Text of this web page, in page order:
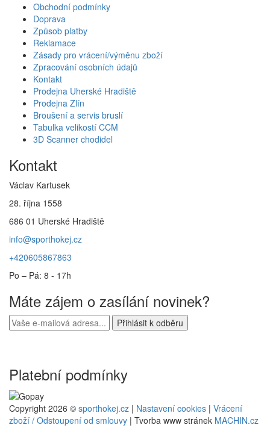
Obchodní podmínky
Doprava
Způsob platby
Reklamace
Zásady pro vrácení/výměnu zboží
Zpracování osobních údajů
Kontakt
Prodejna Uherské Hradiště
Prodejna Zlín
Broušení a servis bruslí
Tabulka velikostí CCM
3D Scanner chodidel
Kontakt
Václav Kartusek
28. října 1558
686 01 Uherské Hradiště
info@sporthokej.cz
+420605867863
Po – Pá: 8 - 17h
Máte zájem o zasílání novinek?
Platební podmínky
Copyright 2026 © sporthokej.cz | Nastavení cookies | Vrácení
zboží / Odstoupení od smlouvy | Tvorba www stránek MACHIN.cz